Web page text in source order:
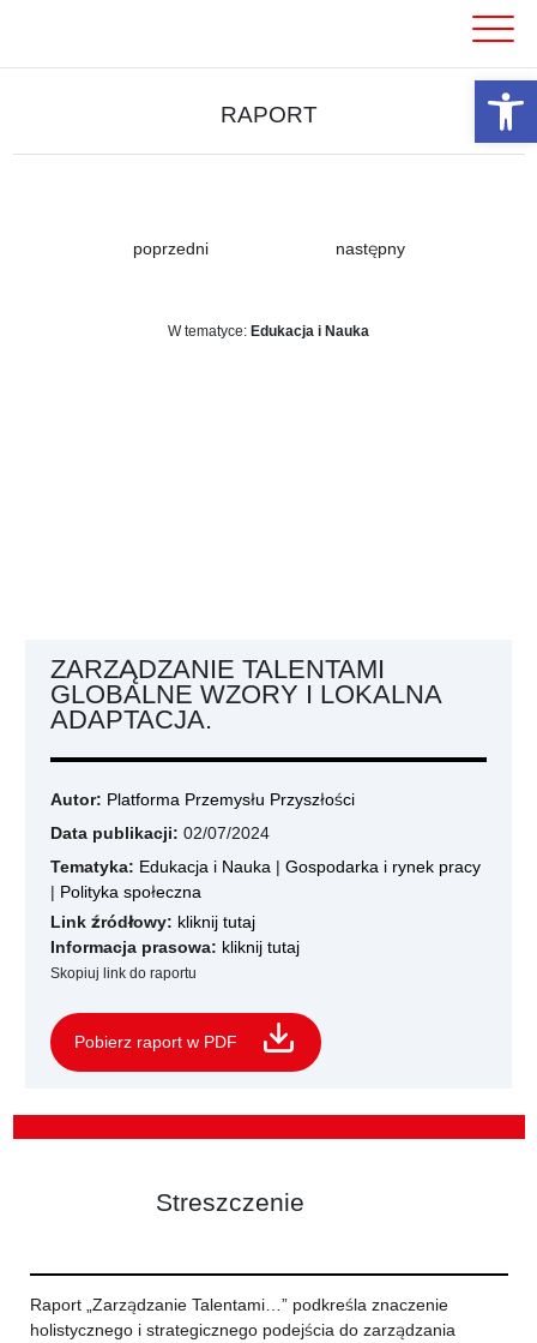
RAPORT
poprzedni następny
W tematyce: Edukacja i Nauka
ZARZĄDZANIE TALENTAMI
GLOBALNE WZORY I LOKALNA
ADAPTACJA.
Autor: Platforma Przemysłu Przyszłości
Data publikacji: 02/07/2024
Tematyka: Edukacja i Nauka | Gospodarka i rynek pracy
| Polityka społeczna
Link źródłowy: kliknij tutaj
Informacja prasowa: kliknij tutaj
Skopiuj link do raportu
Pobierz raport w PDF
Streszczenie
Raport „Zarządzanie Talentami…” podkreśla znaczenie
holistycznego i strategicznego podejścia do zarządzania